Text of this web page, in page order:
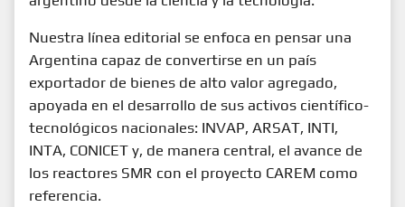
Nuestra línea editorial se enfoca en pensar una
Argentina capaz de convertirse en un país
exportador de bienes de alto valor agregado,
apoyada en el desarrollo de sus activos científico-
tecnológicos nacionales: INVAP, ARSAT, INTI,
INTA, CONICET y, de manera central, el avance de
los reactores SMR con el proyecto CAREM como
referencia.